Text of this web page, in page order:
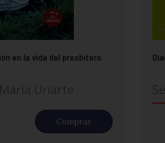
en la vida del presbítero
Comprar